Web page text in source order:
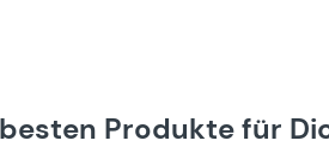
Produkte für